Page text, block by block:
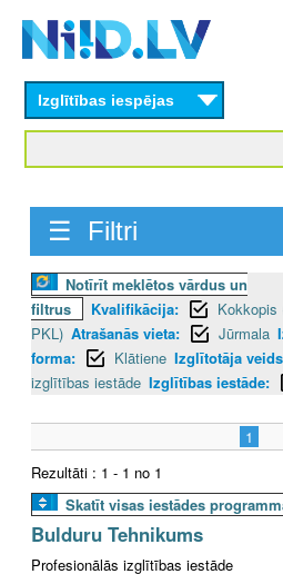
content
Izglītības iespējas
☰ Filtri
Notīrīt meklētos vārdus un
filtrus
Kvalifikācija:
Kokkopis
PKL) Atrašanās vieta: Jūrmala
forma:
Klātiene Izglītotāja
izglītības iestāde Izglītības iestāde:
1
Rezultāti : 1 - 1 no 1
Skatīt visas iestādes
Bulduru Tehnikums
Profesionālās izglītības iestāde